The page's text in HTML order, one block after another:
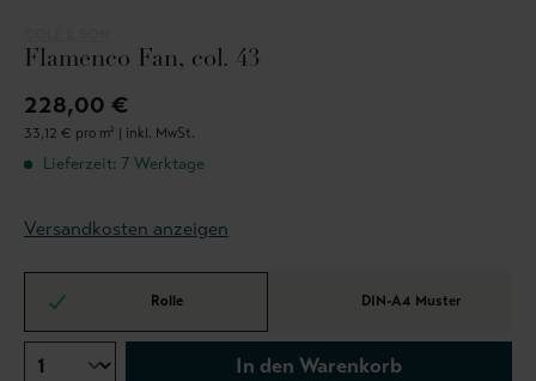
Flamenco Fan, col. 43
228,00 €
33,12 € pro m² | inkl. MwSt.
Lieferzeit: 7 Werktage
Versandkosten anzeigen
Rolle DIN-A4 Muster
In den Warenkorb